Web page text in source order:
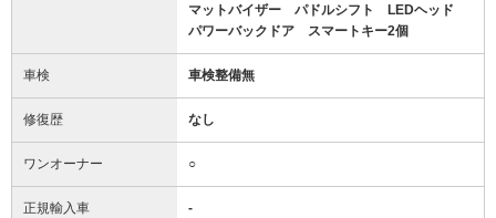
マットバイザー パドルシフト LEDヘッド
パワーバックドア スマートキー2個
車検 車検整備無
修復歴 なし
ワンオーナー ○
正規輸入車 -